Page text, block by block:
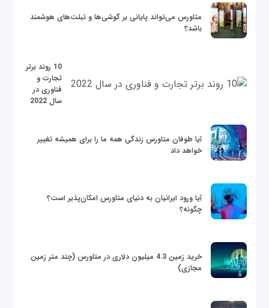
متاورس می‌تواند پایانی بر گوشی‌ها و تبلت‌های هوشمند
باشد؟
10 روند برتر
تجارت و
فناوری در
سال 2022
آیا طوفان متاورس زندگی همه ما را برای همیشه تغییر
خواهد داد
آیا ورود ایرانیان به دنیای متاورس امکان‌پذیر است؟
چگونه؟
خرید زمین 4.3 میلیون دلاری در متاورس (چند متر زمین
مجازی)